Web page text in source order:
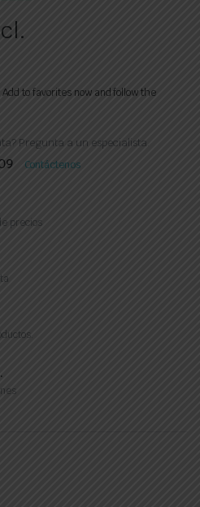
to favorites now and follow the
Pregunta a un especialista.
Contáctenos
precios